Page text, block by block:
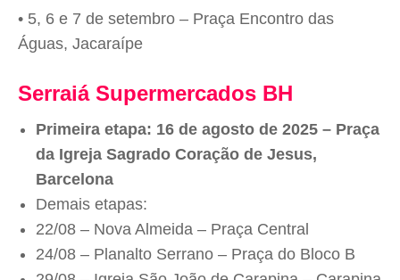
• 5, 6 e 7 de setembro – Praça Encontro das
Águas, Jacaraípe
Serraiá Supermercados BH
Primeira etapa: 16 de agosto de 2025 – Praça
da Igreja Sagrado Coração de Jesus,
Barcelona
Demais etapas:
22/08 – Nova Almeida – Praça Central
24/08 – Planalto Serrano – Praça do Bloco B